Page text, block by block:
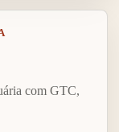
com GTC,